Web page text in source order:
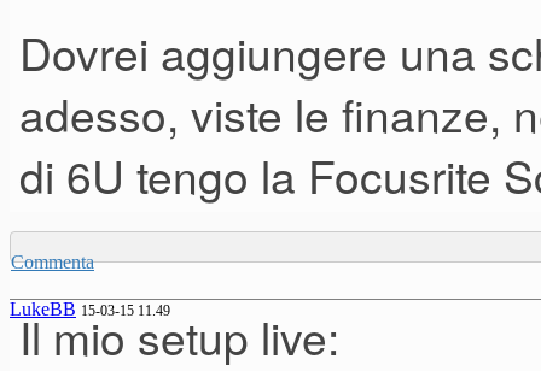
Dovrei aggiungere una
adesso, viste le finanze,
di 6U tengo la Focusrite
Commenta
LukeBB 15-03-15 11.49
Il mio setup live: